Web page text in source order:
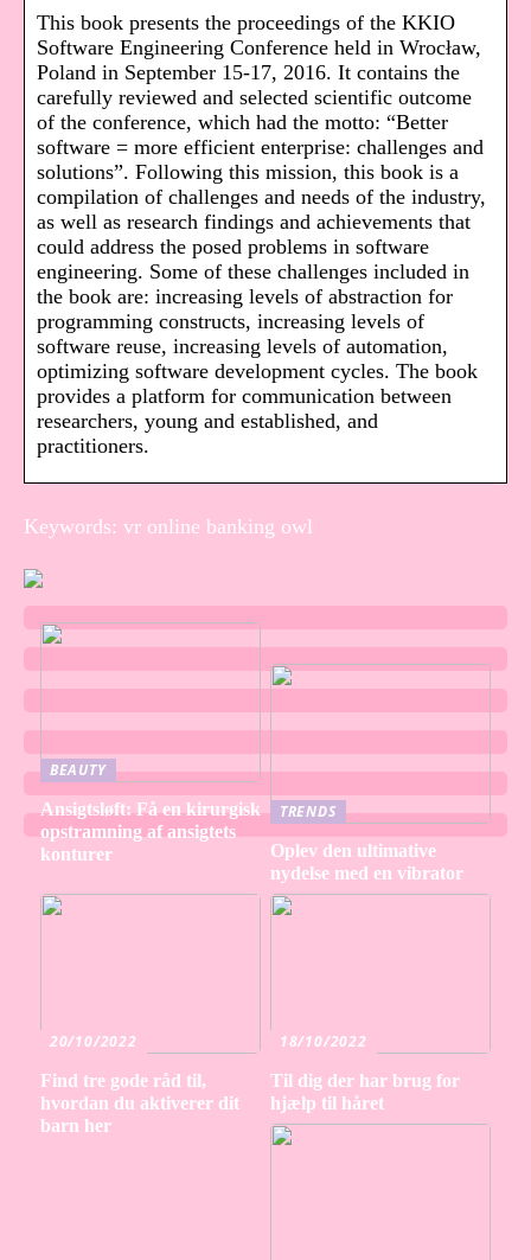
This book presents the proceedings of the KKIO
Software Engineering Conference held in Wrocław,
Poland in September 15-17, 2016. It contains the
carefully reviewed and selected scientific outcome
of the conference, which had the motto: “Better
software = more efficient enterprise: challenges and
solutions”. Following this mission, this book is a
compilation of challenges and needs of the industry,
as well as research findings and achievements that
could address the posed problems in software
engineering. Some of these challenges included in
the book are: increasing levels of abstraction for
programming constructs, increasing levels of
software reuse, increasing levels of automation,
optimizing software development cycles. The book
provides a platform for communication between
researchers, young and established, and
practitioners.
Keywords: vr online banking owl
BEAUTY
Ansigtsløft: Få en kirurgisk
opstramning af ansigtets
konturer
TRENDS
Oplev den ultimative
nydelse med en vibrator
20/10/2022
Find tre gode råd til,
hvordan du aktiverer dit
barn her
18/10/2022
Til dig der har brug for
hjælp til håret